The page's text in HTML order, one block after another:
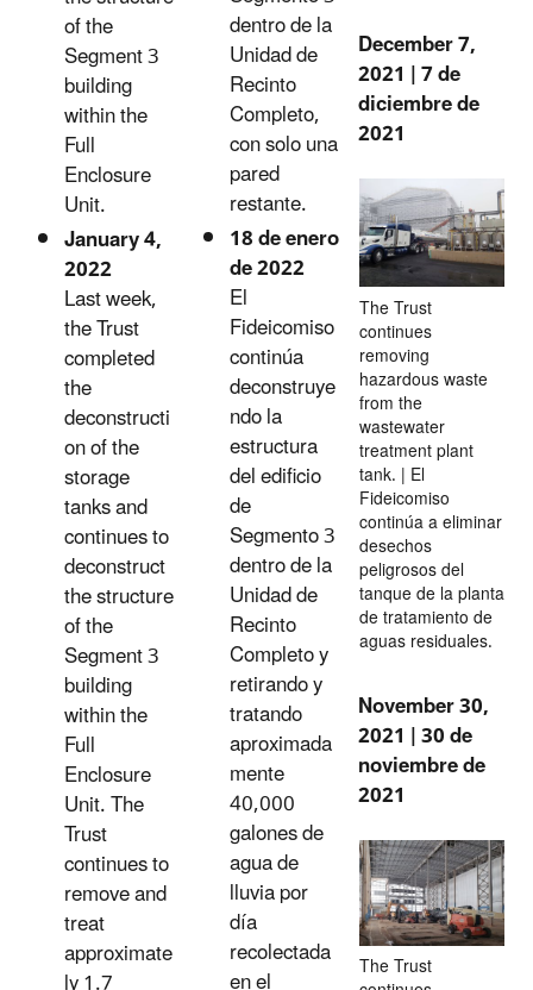
of the
Segment 3
building
within the
Full
Enclosure
Unit.
January 4,
2022
Last week,
the Trust
completed
the
deconstructi
on of the
storage
tanks and
continues to
deconstruct
the structure
of the
Segment 3
building
within the
Full
Enclosure
Unit. The
Trust
continues to
remove and
treat
approximate
dentro de la
Unidad de
Recinto
Completo,
con solo una
pared
restante.
18 de enero
de 2022
El
Fideicomiso
continúa
deconstruye
ndo la
estructura
del edificio
de
Segmento 3
dentro de la
Unidad de
Recinto
Completo y
retirando y
tratando
aproximada
mente
40,000
galones de
agua de
lluvia por
día
recolectada
December 7,
2021 | 7 de
diciembre de
2021
The Trust
continues
removing
hazardous waste
from the
wastewater
treatment plant
tank. | El
Fideicomiso
continúa a eliminar
desechos
peligrosos del
tanque de la planta
de tratamiento de
aguas residuales.
November 30,
2021 | 30 de
noviembre de
2021
The Trust